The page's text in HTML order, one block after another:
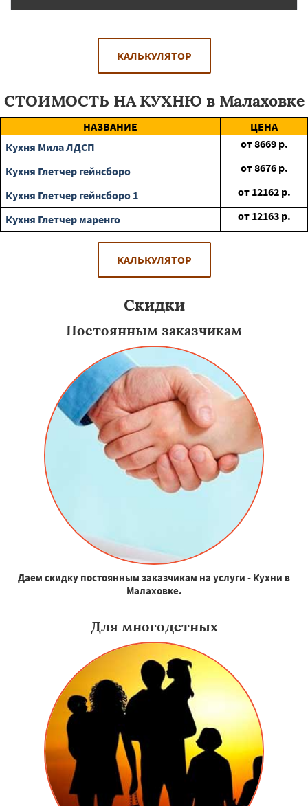
КАЛЬКУЛЯТОР
СТОИМОСТЬ НА КУХНЮ в Малаховке
НАЗВАНИЕ
ЦЕНА
Кухня Мила ЛДСП
от8669 р.
Кухня Глетчер гейнсборо
от8676 р.
Кухня Глетчер гейнсборо 1
от 12162 р.
Кухня Глетчер маренго
от 12163 р.
КАЛЬКУЛЯТОР
Скидки
Постоянным заказчикам
Даем скидку постоянным заказчикам на услуги - Кухни в
Малаховке.
Для многодетных